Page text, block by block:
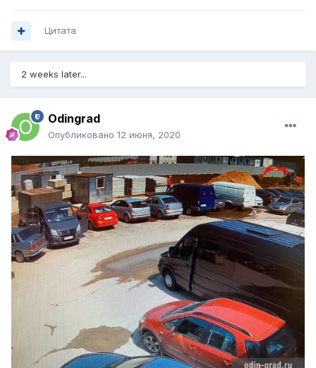
Цитата
2 weeks later...
Odingrad
Опубликовано 12 июня, 2020